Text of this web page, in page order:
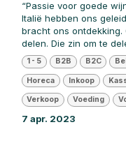
“Passie voor goede
Italië hebben ons
bracht ons ontdekking.
delen. Die zin om te
1 - 5 B2B B2C
Horeca Inkoop
Verkoop Voeding
7 apr. 2023